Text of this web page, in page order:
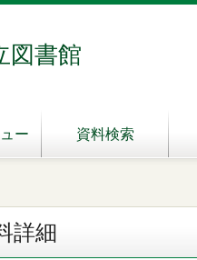
図書館
ー 資料検索
詳細